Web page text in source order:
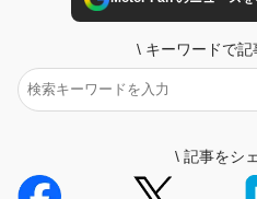
\ キーワードで記
\ 記事をシ